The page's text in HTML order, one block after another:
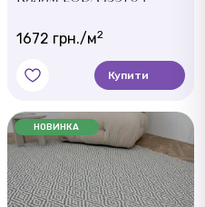
1672 грн./м2
Купити
НОВИНКА